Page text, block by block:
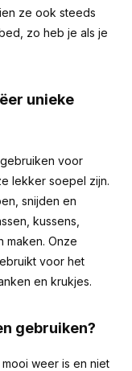
ze ook steeds
zo heb je als je
unieke
voor
lekker soepel zijn.
snijden en
kussens,
maken. Onze
voor het
en krukjes.
gebruiken?
weer is en niet